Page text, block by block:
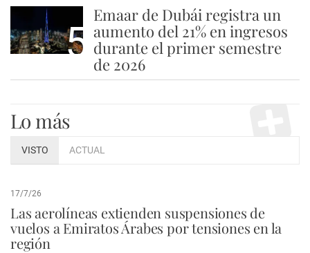
5
Emaar de Dubái registra un
aumento del 21% en ingresos
durante el primer semestre
de 2026
Lo más
VISTO ACTUAL
17/7/26
Las aerolíneas extienden suspensiones de
vuelos a Emiratos Árabes por tensiones en la
región